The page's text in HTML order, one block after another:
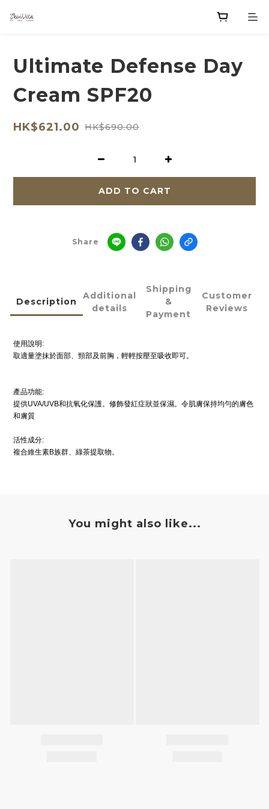
Ultimate Defense Day
Cream SPF20
HK$621.00 HK$690.00
ADD TO CART
Share
Description
Additional
details
Shipping
&
Payment
Customer
Reviews
使用說明:
取適量塗抹於面部、頸部及前胸，輕輕按壓至吸收即可。
產品功能:
提供UVA/UVB和抗氧化保護。修飾發紅症狀並保濕。令肌膚保持均勻的膚色
和膚質
活性成分:
複合維生素B族群、綠茶提取物。
You might also like...